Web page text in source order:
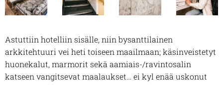
Astuttiin hotelliin sisälle, niin bysanttilainen
arkkitehtuuri vei heti toiseen maailmaan; käsinveistetyt
huonekalut, marmorit sekä aamiais-/ravintosalin
katseen vangitsevat maalaukset… ei kyl enää uskonut